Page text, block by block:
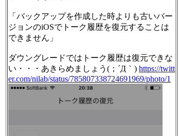
「バックアップを作成した時よりも古いバー
ジョンのiOSでトーク履歴を復元することは
できません」
ダウングレードではトーク履歴は復元できな
い・・・あきらめましょう(；´Д｀) https://twitt
er.com/nilab/status/785807338724691969/photo/1